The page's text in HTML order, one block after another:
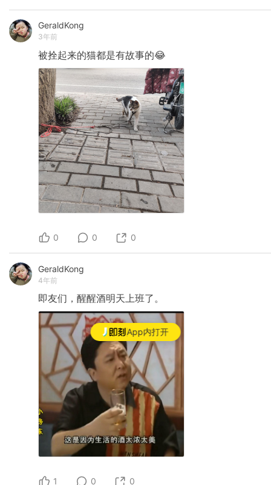
App内打开
GeraldKong
3年前
被拴起来的猫都是有故事的😂
0 0 0
GeraldKong
4年前
即友们，醒醒酒明天上班了。
1 0 0